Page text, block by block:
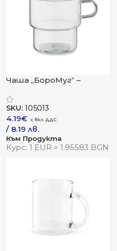
Чаша „БороМуг“ –
елегантност с
устойчив характер
SKU: 105013
4.19€
/ 8.19 лв.
Към Продукта
Курс: 1 EUR = 1.95583 BGN